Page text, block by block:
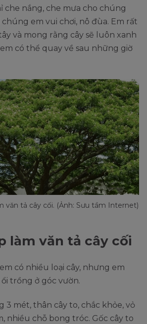
che nắng, che mưa cho chúng
chúng em vui chơi, nô đùa. Em rất
và mong rằng cây sẽ luôn xanh
có thể quay về sau những giờ
văn tả cây cối. (Ảnh: Sưu tầm Internet)
làm văn tả cây cối
có nhiều loại cây, nhưng em
trồng ở góc vườn.
3 mét, thân cây to, chắc khỏe, vỏ
nhiều chỗ bong tróc. Gốc cây to